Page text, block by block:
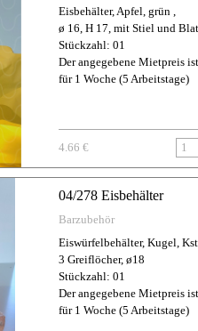
Eisbehälter, Apfel, grün ,
ø 16, H 17, mit Stiel und
Stückzahl: 01
Der angegebene Mietpreis
für 1 Woche (5 Arbeitstage)
4.66 €
04/278 Eisbehälter
Barzubehör
Eiswürfelbehälter, Kugel,
3 Greiflöcher, ø18
Stückzahl: 01
Der angegebene Mietpreis
für 1 Woche (5 Arbeitstage)